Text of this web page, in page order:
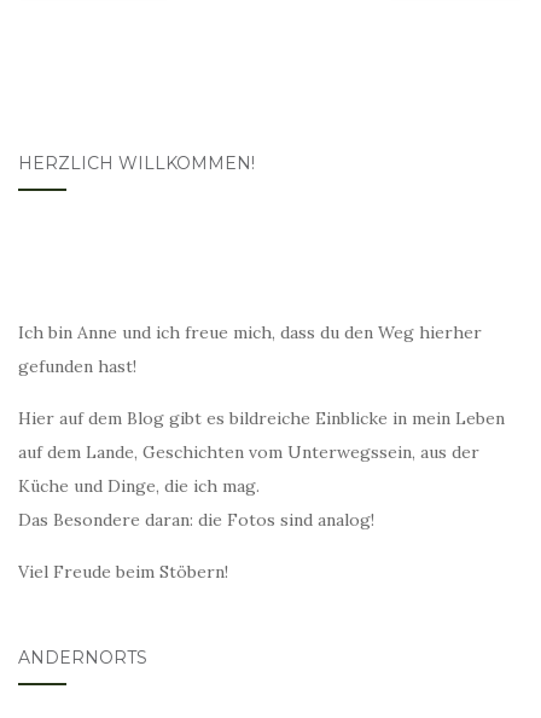
HERZLICH WILLKOMMEN!
Ich bin Anne und ich freue mich, dass du den Weg hierher
gefunden hast!
Hier auf dem Blog gibt es bildreiche Einblicke in mein Leben
auf dem Lande, Geschichten vom Unterwegssein, aus der
Küche und Dinge, die ich mag.
Das Besondere daran: die Fotos sind analog!
Viel Freude beim Stöbern!
ANDERNORTS